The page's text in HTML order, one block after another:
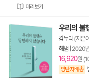
미리보기
우리의 불
김누리 (지은
해냄 2020
16,920원
양탄자배송